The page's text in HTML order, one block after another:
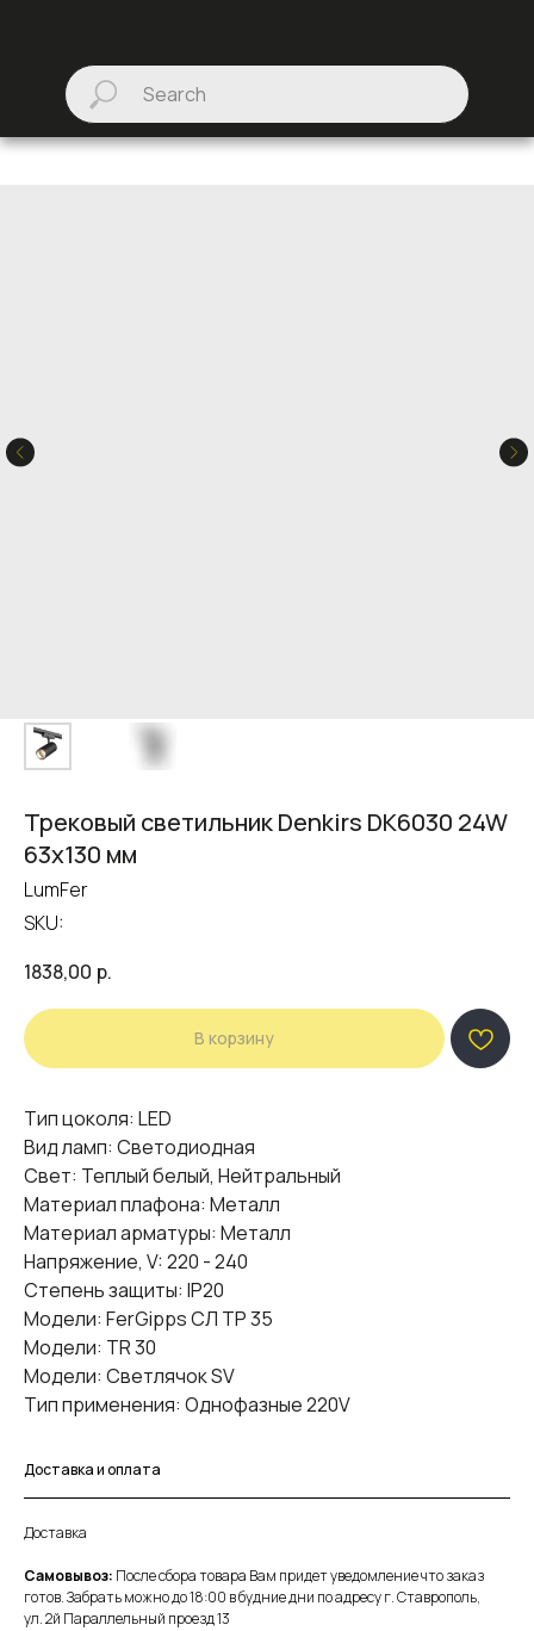
Трековый светильник Denkirs DK6030 24W
63х130 мм
LumFer
SKU:
1838,00 р.
В корзину
Тип цоколя: LED
Вид ламп: Светодиодная
Свет: Теплый белый, Нейтральный
Материал плафона: Металл
Материал арматуры: Металл
Напряжение, V: 220 - 240
Степень защиты: IP20
Модели: FerGipps СЛ ТР 35
Модели: TR 30
Модели: Светлячок SV
Тип применения: Однофазные 220V
Доставка и оплата
Доставка
Самовывоз: После сбора товара Вам придет уведомление что заказ
готов. Забрать можно до 18:00 в будние дни по адресу г. Ставрополь,
ул. 2й Параллельный проезд 13